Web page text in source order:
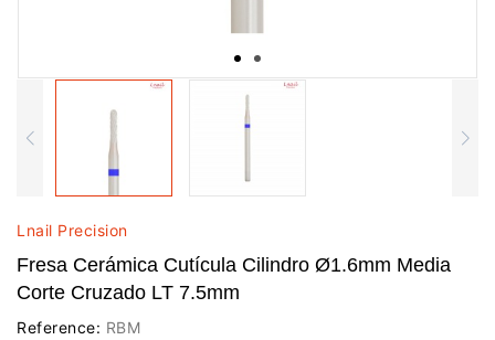
Lnail Precision
Fresa Cerámica Cutícula Cilindro Ø1.6mm Media
Corte Cruzado LT 7.5mm
Reference: RBM